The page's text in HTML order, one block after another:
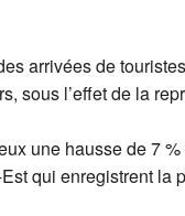
arrivées de
sous l’effet de la
une hausse de 7
qui enregistrent la